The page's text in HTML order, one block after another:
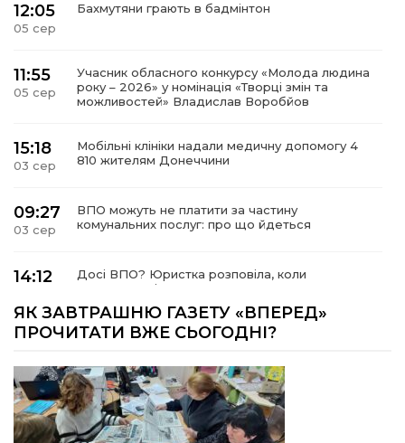
12:05
05 сер
Бахмутяни грають в бадмінтон
11:55
05 сер
Учасник обласного конкурсу «Молода людина
року – 2026» у номінація «Творці змін та
можливостей» Владислав Воробйов
15:18
03 сер
Мобільні клініки надали медичну допомогу 4
810 жителям Донеччини
09:27
03 сер
ВПО можуть не платити за частину
комунальних послуг: про що йдеться
14:12
Досі ВПО? Юристка розповіла, коли
переселенці втрачають виплати та статус
01 сер
Аліна Кулик
15:58 Літо в Жовтих Водах
ЯК ЗАВТРАШНЮ ГАЗЕТУ «ВПЕРЕД»
ПРОЧИТАТИ ВЖЕ СЬОГОДНІ?